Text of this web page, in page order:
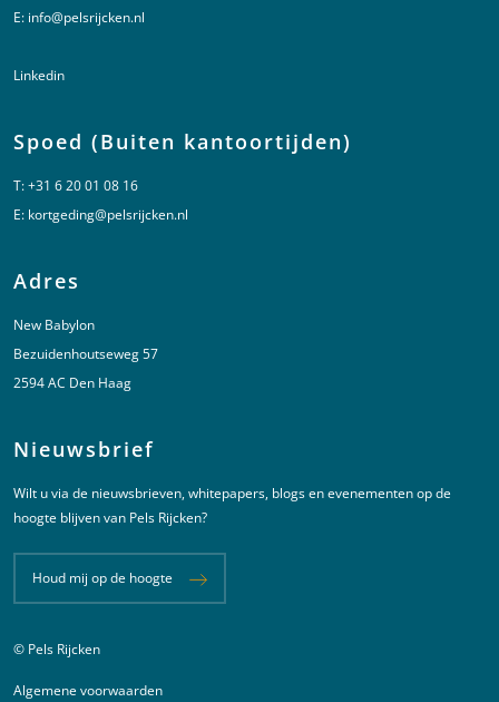
E: info@pelsrijcken.nl
Linkedin
Spoed (Buiten kantoortijden)
T:+31 6 20 01 08 16
E: kortgeding@pelsrijcken.nl
Adres
New Babylon
Bezuidenhoutseweg 57
2594 AC Den Haag
Nieuwsbrief
Wilt u via de nieuwsbrieven, whitepapers, blogs en evenementen op de
hoogte blijven van Pels Rijcken?
Houd mij op de hoogte
Juridische informatie
© Pels Rijcken
Algemene voorwaarden